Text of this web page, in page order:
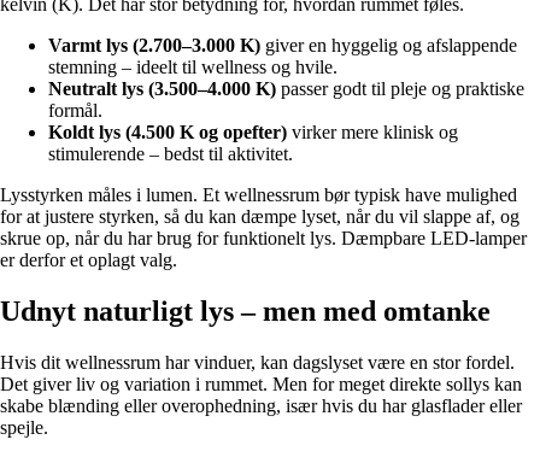
kelvin (K). Det har stor betydning for, hvordan rummet føles.
Varmt lys (2.700–3.000 K) giver en hyggelig og afslappende
stemning – ideelt til wellness og hvile.
Neutralt lys (3.500–4.000 K) passer godt til pleje og praktiske
formål.
Koldt lys (4.500 K og opefter) virker mere klinisk og
stimulerende – bedst til aktivitet.
Lysstyrken måles i lumen. Et wellnessrum bør typisk have mulighed
for at justere styrken, så du kan dæmpe lyset, når du vil slappe af, og
skrue op, når du har brug for funktionelt lys. Dæmpbare LED-lamper
er derfor et oplagt valg.
Udnyt naturligt lys – men med omtanke
Hvis dit wellnessrum har vinduer, kan dagslyset være en stor fordel.
Det giver liv og variation i rummet. Men for meget direkte sollys kan
skabe blænding eller overophedning, især hvis du har glasflader eller
spejle.